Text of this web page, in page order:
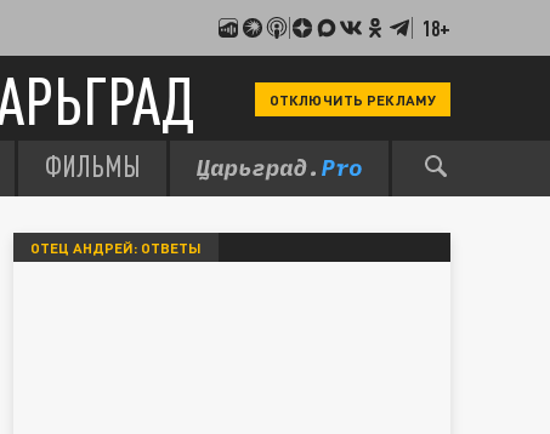
18+
ОТКЛЮЧИТЬ РЕКЛАМУ
ФИЛЬМЫ
ОТЕЦ АНДРЕЙ: ОТВЕТЫ